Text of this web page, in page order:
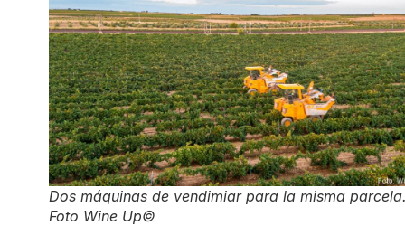
Dos máquinas de vendimiar para la misma
Foto Wine Up©